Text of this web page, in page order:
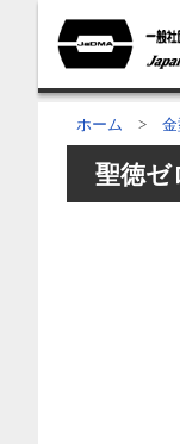
ホーム >
聖徳ゼ